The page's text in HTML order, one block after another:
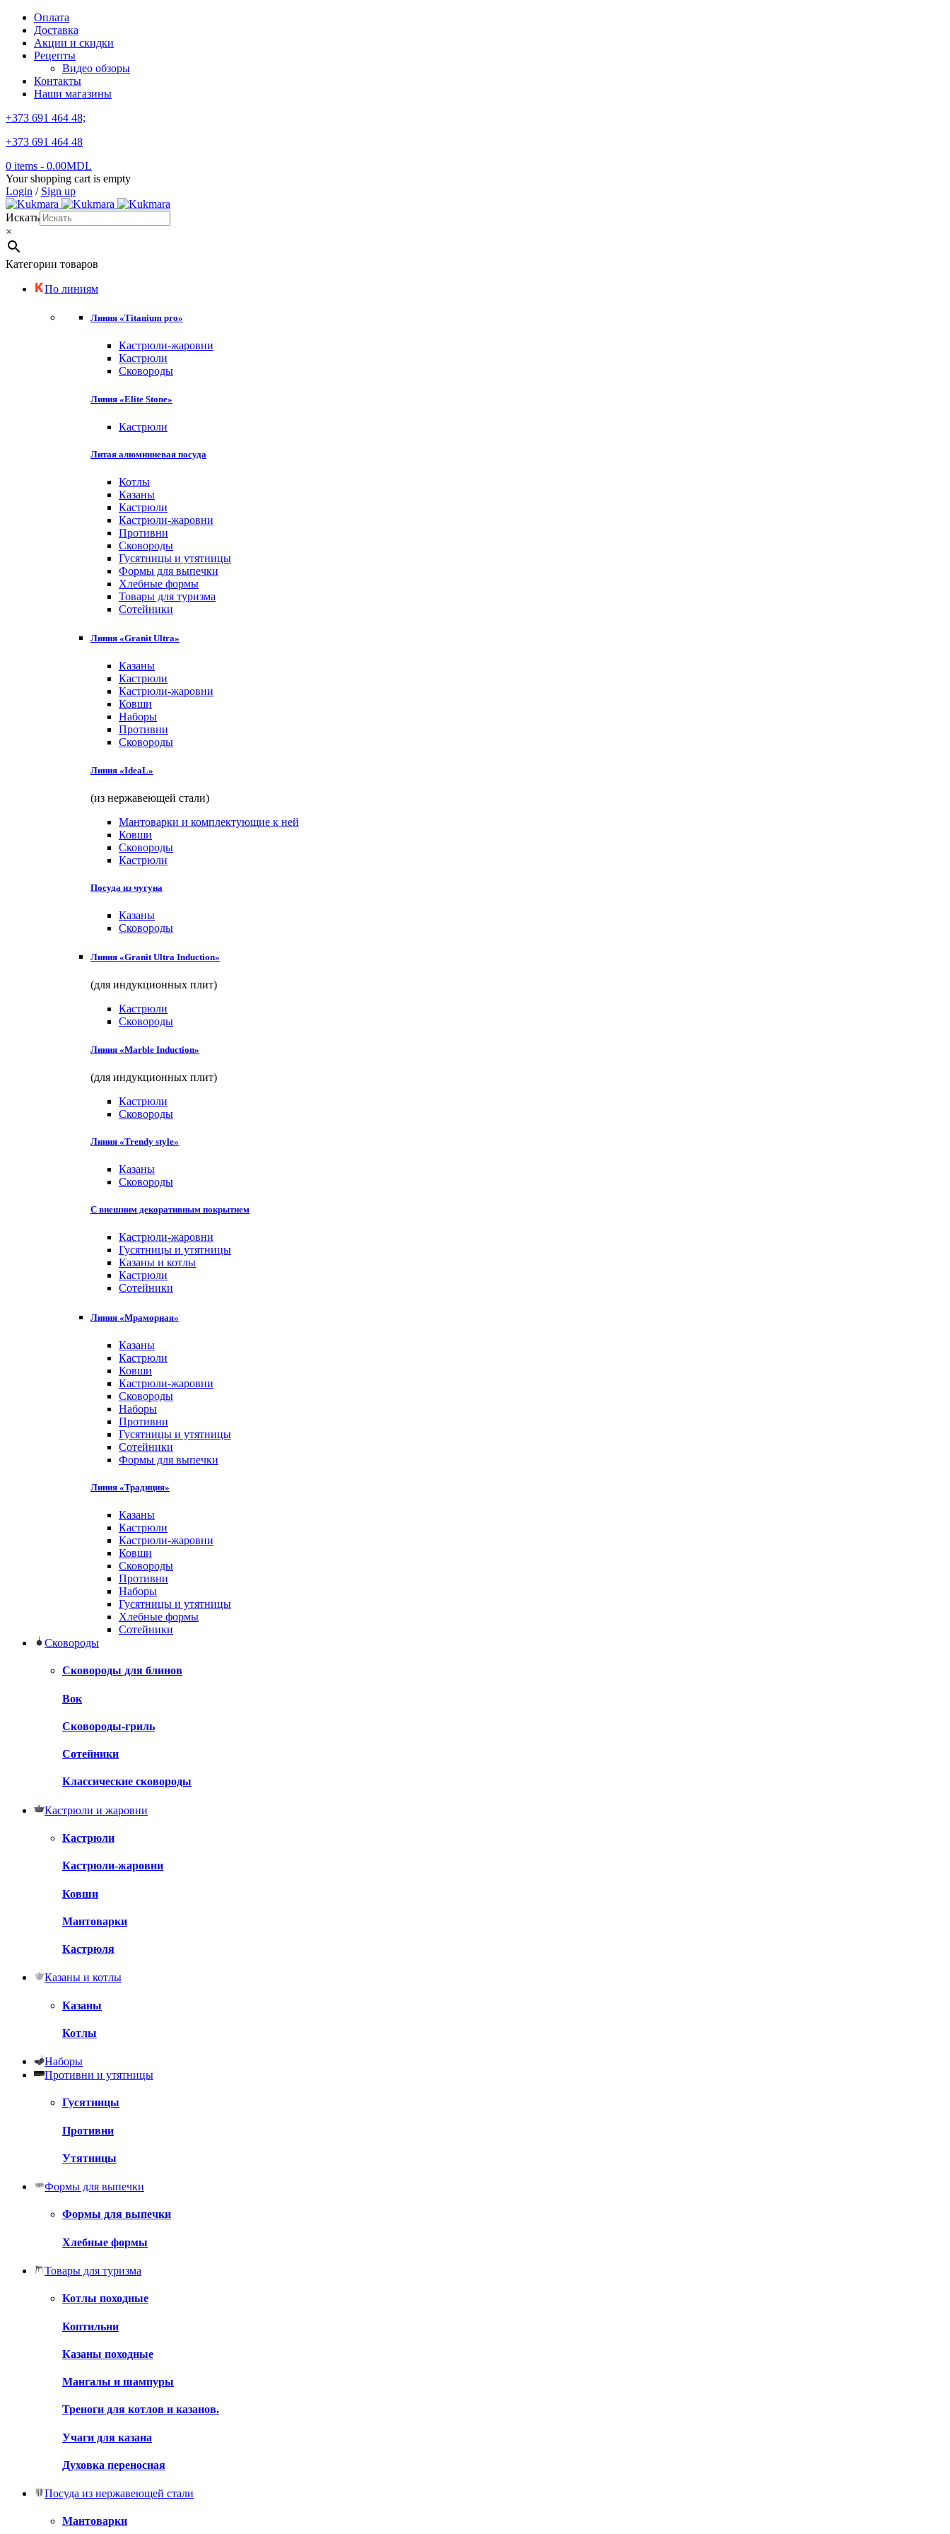
Оплата
Доставка
Акции и скидки
Рецепты
Видео обзоры
Контакты
Наши магазины
+373 691 464 48;
+373 691 464 48
0 items - 0.00MDL
Your shopping cart is empty
Login / Sign up
Искать
×
Категории товаров
По линиям
Линия «Titanium pro»
Кастрюли-жаровни
Кастрюли
Сковороды
Линия «Elite Stone»
Кастрюли
Литая алюминиевая посуда
Котлы
Казаны
Кастрюли
Кастрюли-жаровни
Противни
Сковороды
Гусятницы и утятницы
Формы для выпечки
Хлебные формы
Товары для туризма
Сотейники
Линия «Granit Ultra»
Казаны
Кастрюли
Кастрюли-жаровни
Ковши
Наборы
Противни
Сковороды
Линия «IdeaL»
(из нержавеющей стали)
Мантоварки и комплектующие к ней
Ковши
Сковороды
Кастрюли
Посуда из чугуна
Казаны
Сковороды
Линия «Granit Ultra Induction»
(для индукционных плит)
Кастрюли
Сковороды
Линия «Marble Induction»
(для индукционных плит)
Кастрюли
Сковороды
Линия «Trendy style»
Казаны
Сковороды
С внешним декоративным покрытием
Кастрюли-жаровни
Гусятницы и утятницы
Казаны и котлы
Кастрюли
Сотейники
Линия «Мраморная»
Казаны
Кастрюли
Ковши
Кастрюли-жаровни
Сковороды
Наборы
Противни
Гусятницы и утятницы
Сотейники
Формы для выпечки
Линия «Традиция»
Казаны
Кастрюли
Кастрюли-жаровни
Ковши
Сковороды
Противни
Наборы
Гусятницы и утятницы
Хлебные формы
Сотейники
Сковороды
Сковороды для блинов
Вок
Сковороды-гриль
Сотейники
Классические сковороды
Кастрюли и жаровни
Кастрюли
Кастрюли-жаровни
Ковши
Мантоварки
Кастрюля
Казаны и котлы
Казаны
Котлы
Наборы
Противни и утятницы
Гусятницы
Противни
Утятницы
Формы для выпечки
Формы для выпечки
Хлебные формы
Товары для туризма
Котлы походные
Коптильни
Казаны походные
Мангалы и шампуры
Треноги для котлов и казанов.
Учаги для казана
Духовка переносная
Посуда из нержавеющей стали
Мантоварки